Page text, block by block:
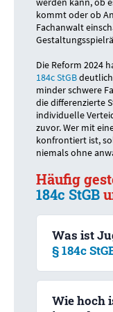
kommt oder ob
Fachanwalt
Die Reform 2024
184c StGB
minder schwere
die differenzierte
individuelle
zuvor. Wer mit
konfrontiert ist,
niemals ohne
Häufig
184c StGB
Was ist
§ 184c
Darstellungen
Wie hoch